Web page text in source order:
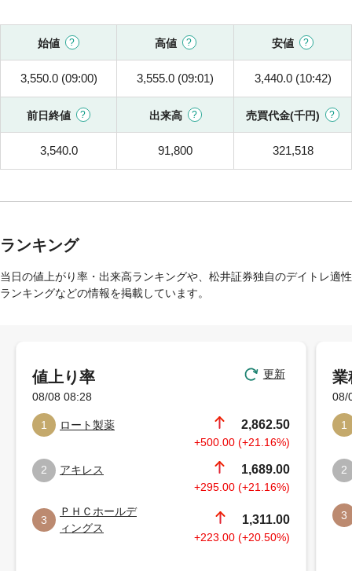
始値 高値 安値
3,550.0 (09:00) 3,555.0 (09:01) 3,440.0 (10:42)
前日終値 出来高 売買代金(千円)
3,540.0 91,800 321,518
ランキング
当日の値上がり率・出来高ランキングや、松井証券独自のデイトレ適性
ランキングなどの情報を掲載しています。